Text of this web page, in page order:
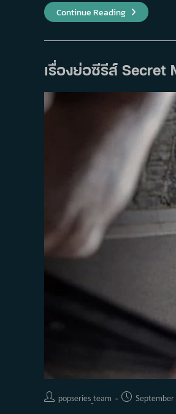
Continue Readingเรื่อง
ย่อ
Secrets
Lies
(2018)
เรื่องย่อซีรีส์ Secret
Postpopseries_team
PostSeptember